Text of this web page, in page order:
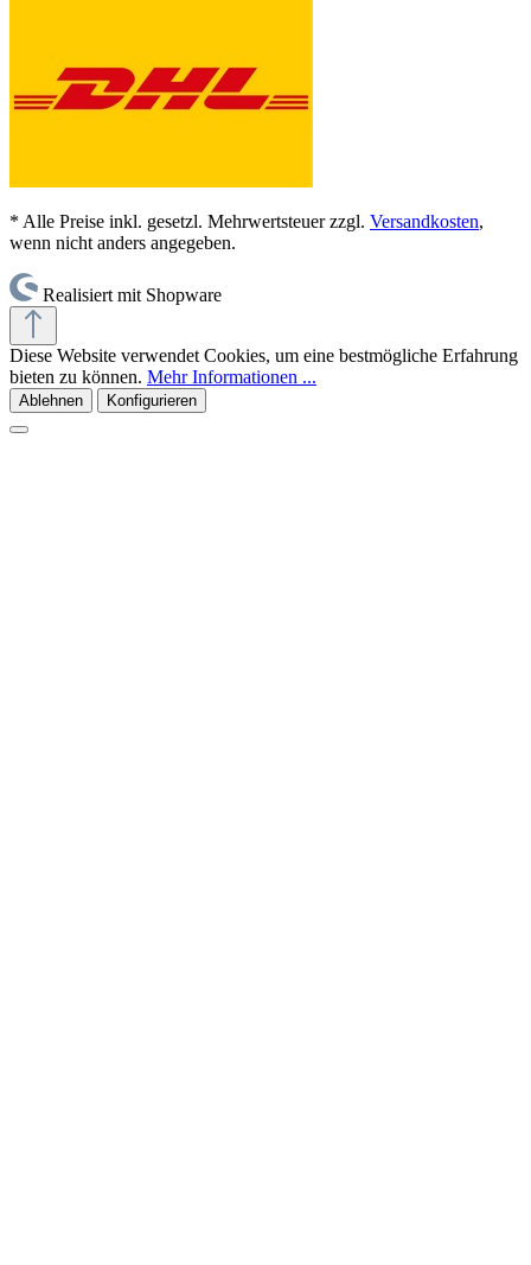
* Alle Preise inkl. gesetzl. Mehrwertsteuer zzgl. Versandkosten,
wenn nicht anders angegeben.
Realisiert mit Shopware
Diese Website verwendet Cookies, um eine bestmögliche Erfahrung
bieten zu können. Mehr Informationen ...
Ablehnen Konfigurieren